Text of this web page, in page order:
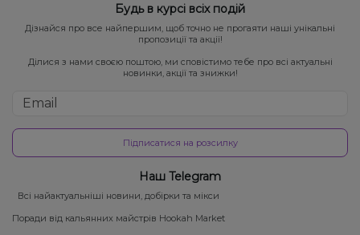
Будь в курсі всіх подій
Дізнайся про все найпершим, щоб точно не прогаяти наші унікальні
пропозиції та акції!
Ділися з нами своєю поштою, ми сповістимо тебе про всі актуальні
новинки, акції та знижки!
Підписатися на розсилку
Наш Telegram
Всі найактуальніші новини, добірки та мікси
Поради від кальянних майстрів Hookah Market